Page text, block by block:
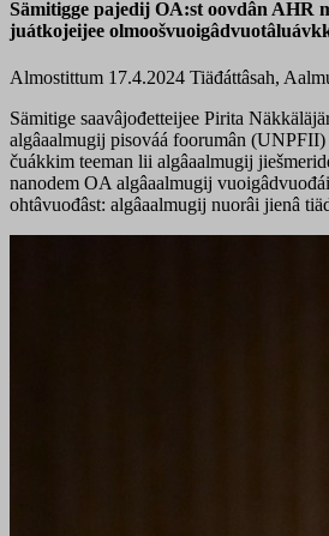
Sämitigge pajedij OA:st oovdân AHR
juátkojeijee
Almostittum 17.4.2024 Tiäđáttâsah,
Sämitige saavâjođetteijee Pirita
algâaalmugij pisováá foorumân
čuákkim teeman lii algâaalmugij
nanodem OA algâaalmugij
ohtâvuođâst: algâaalmugij nuorâi jienâ